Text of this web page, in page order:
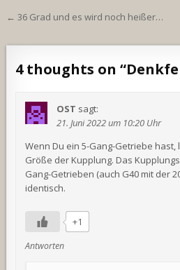
Beitragsnavigation
← 36 Grad und es wird noch heißer…
4 thoughts on “
OST sagt:
21. Juni 2022 um 10:20 Uhr
Wenn Du ein 5-Gang-Getriebe hast,
Größe der Kupplung. Das
Gang-Getrieben (auch G40 mit der
identisch.
+1
Antworten